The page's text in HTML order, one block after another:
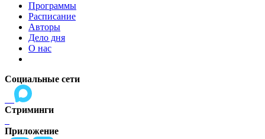
Программы
Расписание
Авторы
Дело дня
О нас
Социальные сети
Стриминги
Приложение